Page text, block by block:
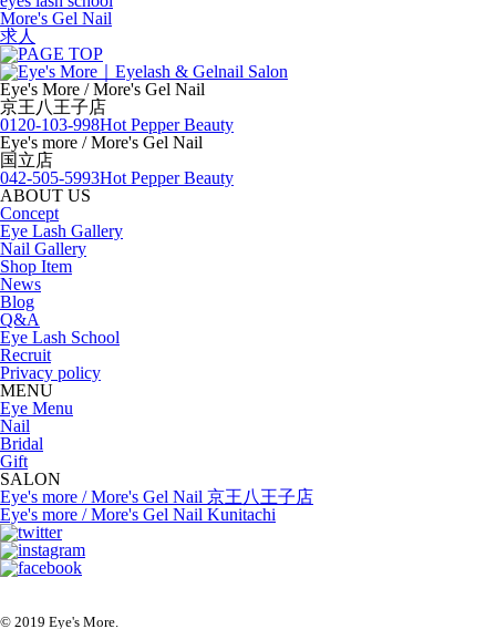
More's Gel Nail
求人
Eye's More / More's Gel Nail
京王八王子店
0120-103-998Hot Pepper Beauty
Eye's more / More's Gel Nail
国立店
042-505-5993Hot Pepper Beauty
ABOUT US
Concept
Eye Lash Gallery
Nail Gallery
Shop Item
News
Blog
Q&A
Eye Lash School
Recruit
Privacy policy
MENU
Eye Menu
Nail
Bridal
Gift
SALON
Eye's more / More's Gel Nail 京王八王子店
Eye's more / More's Gel Nail Kunitachi
© 2019 Eye's More.